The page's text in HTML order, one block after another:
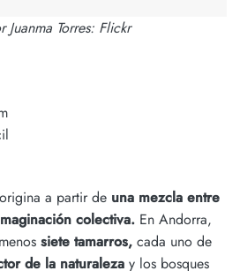
Juanma Torres: Flickr
a partir de una mezcla entre
colectiva. En Andorra,
siete tamarros, cada uno de
de la naturaleza y los bosques